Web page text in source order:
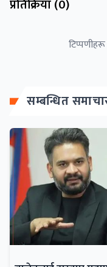
प्रतिक्रिया (0)
सम्बन्धित